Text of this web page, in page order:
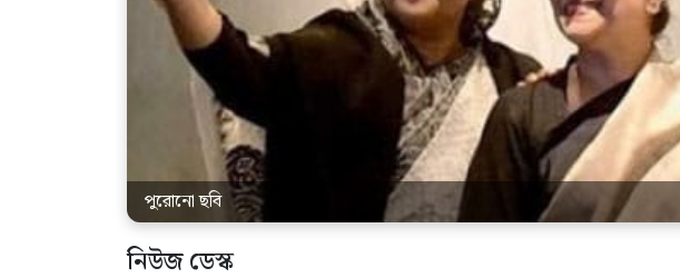
পুরোনো ছবি
নিউজ ডেস্ক